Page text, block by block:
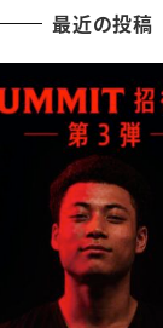
最近の投稿